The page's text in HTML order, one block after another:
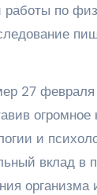
по
27 февраля
и
вклад в
организма